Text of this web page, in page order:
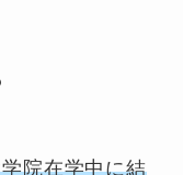
院在学中に結